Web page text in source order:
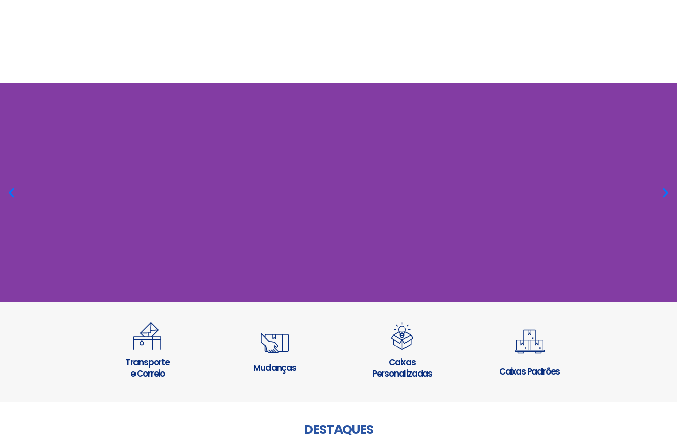
Transporte
e Correio
Mudanças
Caixas
Personalizadas
Caixas Padrões
DESTAQUES